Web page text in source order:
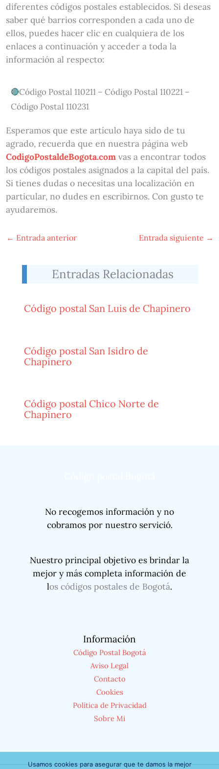
diferentes códigos postales establecidos. Si deseas
saber qué barrios corresponden a cada uno de
ellos, puedes hacer clic en cualquiera de los
enlaces a continuación y acceder a toda la
información al respecto:
Código Postal 110211 – Código Postal 110221 –
Código Postal 110231
Esperamos que este artículo haya sido de tu
agrado, recuerda que en nuestra página web
CodigoPostaldeBogota.comvas a encontrar todos
los códigos postales asignados a la capital del país.
Si tienes dudas o necesitas una localización en
particular, no dudes en escribirnos. Con gusto te
ayudaremos.
← Entrada anterior Entrada siguiente →
Entradas Relacionadas
Código postal San Luis de Chapinero
Código postal San Isidro de
Chapinero
Código postal Chico Norte de
Chapinero
No recogemos información y no
cobramos por nuestro servició.
Nuestro principal objetivo es brindar la
mejor y más completa información de
los códigos postales de Bogotá.
Información
Código Postal Bogotá
Aviso Legal
Contacto
Cookies
Política de Privacidad
Sobre Mi
Usamos cookies para asegurar que te damos la mejor